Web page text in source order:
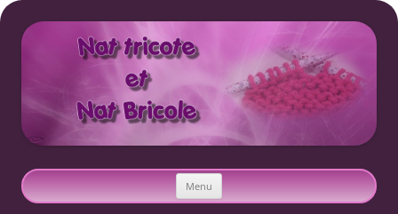
Menu Aller
au
contenu